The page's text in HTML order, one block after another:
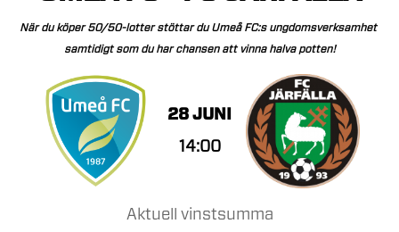
När du köper 50/50-lotter stöttar du Umeå FC:s ungdomsverksamhet
samtidigt som du har chansen att vinna halva potten!
28 JUNI
14:00
Aktuell vinstsumma